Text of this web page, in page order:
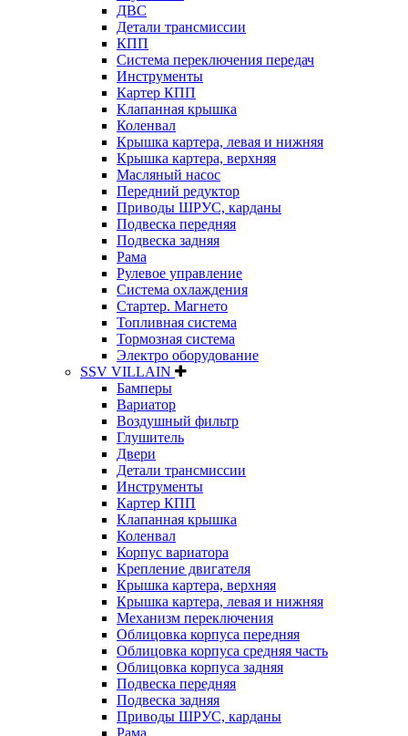
ДВС
Детали трансмиссии
КПП
Система переключения передач
Инструменты
Картер КПП
Клапанная крышка
Коленвал
Крышка картера, левая и нижняя
Крышка картера, верхняя
Масляный насос
Передний редуктор
Приводы ШРУС, карданы
Подвеска передняя
Подвеска задняя
Рама
Рулевое управление
Система охлаждения
Стартер. Магнето
Топливная система
Тормозная система
Электро оборудование
SSV VILLAIN
Бамперы
Вариатор
Воздушный фильтр
Глушитель
Двери
Детали трансмиссии
Инструменты
Картер КПП
Клапанная крышка
Коленвал
Корпус вариатора
Крепление двигателя
Крышка картера, верхняя
Крышка картера, левая и нижняя
Механизм переключения
Облицовка корпуса передняя
Облицовка корпуса средняя часть
Облицовка корпуса задняя
Подвеска передняя
Подвеска задняя
Приводы ШРУС, карданы
Рама